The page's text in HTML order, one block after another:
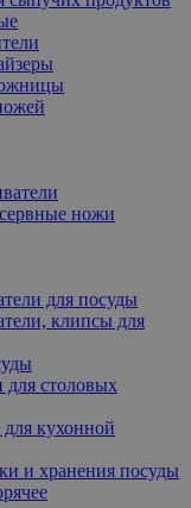
ножи
для посуды
клипсы для
для столовых
кухонной
и хранения посуды